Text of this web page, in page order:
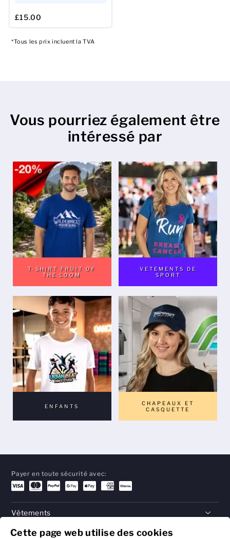
Cette page web utilise des cookies
£15.00
*Tous les prix incluent la TVA
Vous pourriez également être
intéressé par
T-SHIRT FRUIT OF
THE LOOM
VETEMENTS DE
SPORT
ENFANTS
CHAPEAUX ET
CASQUETTE
Payer en toute sécurité avec:
Vêtements
Cadeaux